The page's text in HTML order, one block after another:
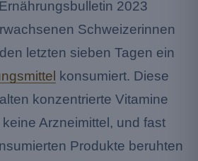
2023
Schweizerinnen
letzten sieben Tagen ein
konsumiert. Diese
konzentrierte Vitamine
Arzneimittel, und fast
Produkte beruhten